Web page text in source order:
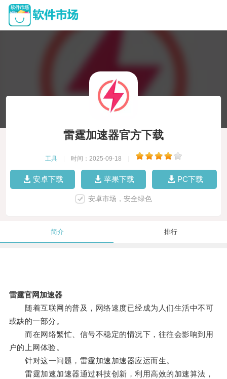
雷霆加速器官方下载
工具 时间：2025-09-18
安卓下载 苹果下载 PC下载
安卓市场，安全绿色
简介 排行
雷霆官网加速器
随着互联网的普及，网络速度已经成为人们生活中不可
或缺的一部分。
而在网络繁忙、信号不稳定的情况下，往往会影响到用
户的上网体验。
针对这一问题，雷霆加速加速器应运而生。
雷霆加速加速器通过科技创新，利用高效的加速算法，